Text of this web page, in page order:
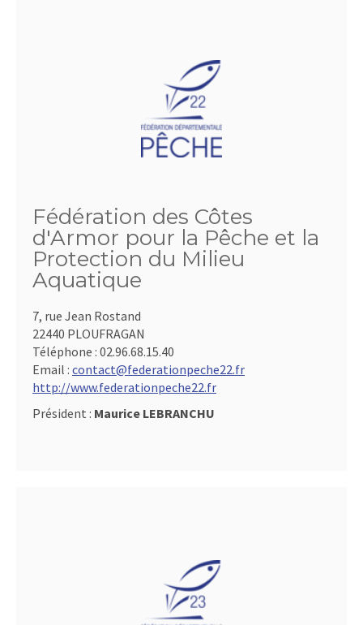
Fédération des Côtes
d'Armor pour la Pêche et la
Protection du Milieu
Aquatique
7, rue Jean Rostand
22440 PLOUFRAGAN
Téléphone : 02.96.68.15.40
Email : contact@federationpeche22.fr
http://www.federationpeche22.fr
Président : Maurice LEBRANCHU